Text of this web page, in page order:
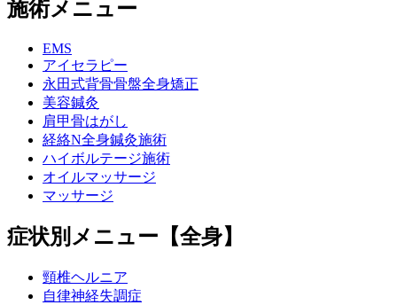
施術メニュー
EMS
アイセラピー
永田式背骨骨盤全身矯正
美容鍼灸
肩甲骨はがし
経絡N全身鍼灸施術
ハイボルテージ施術
オイルマッサージ
マッサージ
症状別メニュー【全身】
頸椎ヘルニア
自律神経失調症